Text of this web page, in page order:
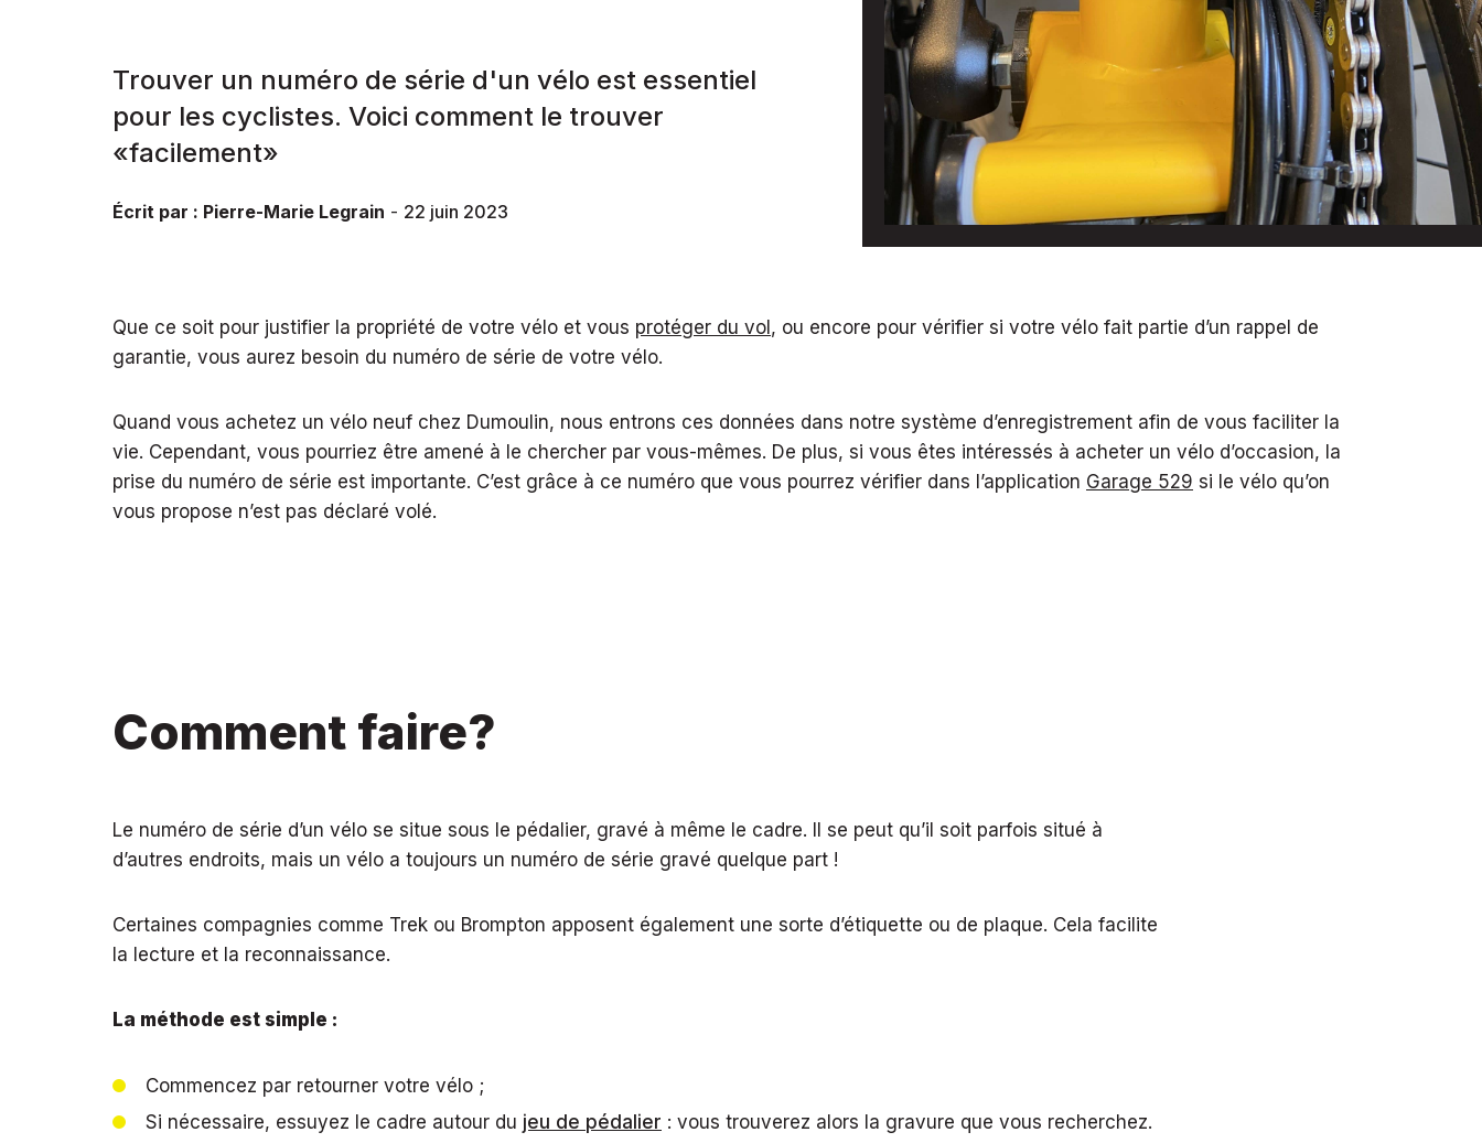
Trouver un numéro de série d'un vélo est essentiel
pour les cyclistes. Voici comment le trouver
«facilement»
Écrit par : Pierre-Marie Legrain - 22 juin 2023
Que ce soit pour justifier la propriété de votre vélo et vous protéger du vol , ou encore pour vérifier si votre vélo fait partie d’un rappel de
garantie, vous aurez besoin du numéro de série de votre vélo.
Quand vous achetez un vélo neuf chez Dumoulin, nous entrons ces données dans notre système d’enregistrement afin de vous faciliter la
vie. Cependant, vous pourriez être amené à le chercher par vous-mêmes. De plus, si vous êtes intéressés à acheter un vélo d’occasion, la
prise du numéro de série est importante. C’est grâce à ce numéro que vous pourrez vérifier dans l’application Garage 529 si le vélo qu’on
vous propose n’est pas déclaré volé.
Comment faire?
Le numéro de série d’un vélo se situe sous le pédalier, gravé à même le cadre. Il se peut qu’il soit parfois situé à
d’autres endroits, mais un vélo a toujours un numéro de série gravé quelque part !
Certaines compagnies comme Trek ou Brompton apposent également une sorte d’étiquette ou de plaque. Cela facilite
la lecture et la reconnaissance.
La méthode est simple :
Commencez par retourner votre vélo ;
Si nécessaire, essuyez le cadre autour du jeu de pédalier : vous trouverez alors la gravure que vous recherchez.